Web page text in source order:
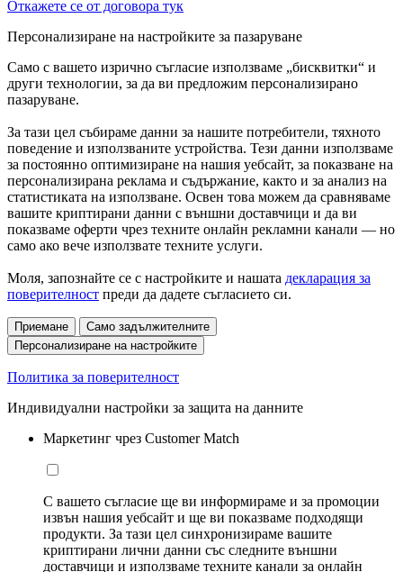
Откажете се от договора тук
Персонализиране на настройките за пазаруване
Само с вашето изрично съгласие използваме „бисквитки“ и
други технологии, за да ви предложим персонализирано
пазаруване.
За тази цел събираме данни за нашите потребители, тяхното
поведение и използваните устройства. Тези данни използваме
за постоянно оптимизиране на нашия уебсайт, за показване на
персонализирана реклама и съдържание, както и за анализ на
статистиката на използване. Освен това можем да сравняваме
вашите криптирани данни с външни доставчици и да ви
показваме оферти чрез техните онлайн рекламни канали — но
само ако вече използвате техните услуги.
Моля, запознайте се с настройките и нашата декларация за
поверителност преди да дадете съгласието си.
Приемане
Само задължителните
Персонализиране на настройките
Политика за поверителност
Индивидуални настройки за защита на данните
Маркетинг чрез Customer Match
С вашето съгласие ще ви информираме и за промоции
извън нашия уебсайт и ще ви показваме подходящи
продукти. За тази цел синхронизираме вашите
криптирани лични данни със следните външни
доставчици и използваме техните канали за онлайн